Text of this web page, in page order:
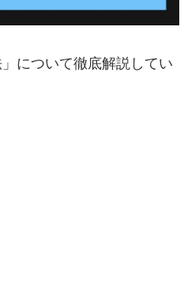
について徹底解説してい